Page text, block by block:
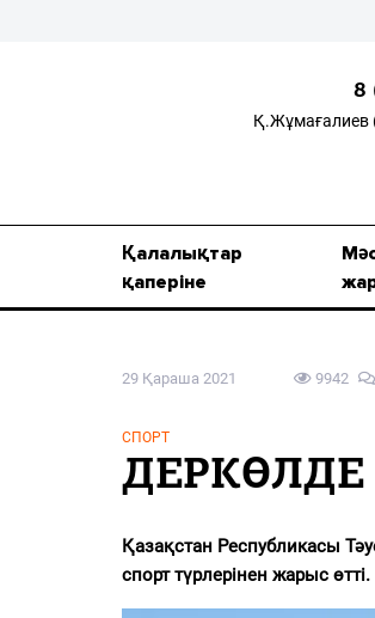
Мәслихат жаршысы
Дені сау ұлт
«Жайық үні» — 33 жыл
8
Қ.Жұмағалиев
Қалалықтар
қаперіне
29 Қараша 2021 9942
СПОРТ
Қазақстан Республикасы
спорт түрлерінен жарыс өтті.